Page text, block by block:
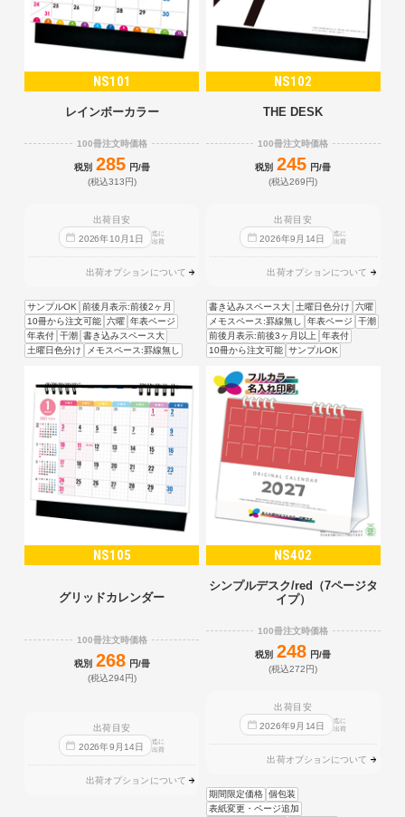
NS101
レインボーカラー
100冊注文時価格
税別 285 円/冊
(税込313円)
出荷目安
2026年10 月 1 日
迄に
出荷
出荷オプションについて
サンプルOK
前後月表示:前後2ヶ月
10冊から注文可能 六曜 年表ページ
年表付 干潮 書き込みスペース大
土曜日色分け
メモスペース:罫線無し
NS102
THE DESK
100冊注文時価格
税別 245 円/冊
(税込269円)
出荷目安
2026年9 月 14日
迄に
出荷
出荷オプションについて
書き込みスペース大 土曜日色分け
六曜
メモスペース:罫線無し
年表ページ
干潮
前後月表示:前後3ヶ月以上
年表付
10冊から注文可能 サンプルOK
NS105
グリッドカレンダー
100冊注文時価格
税別 268 円/冊
(税込294円)
出荷目安
2026年9 月 14日
迄に
出荷
出荷オプションについて
NS402
シンプルデスク/red（7ページタ
イプ）
100冊注文時価格
税別 248 円/冊
(税込272円)
出荷目安
2026年9 月 14日
迄に
出荷
出荷オプションについて
期間限定価格 個包装
表紙変更・ページ追加